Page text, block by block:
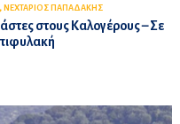
, ΝΕΧΤΑΡΙΟΣ ΠΑΠΑΔΑΚΗΣ
στους Καλογέρους – Σε